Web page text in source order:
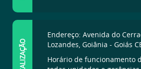
LOCALIZAÇÃO
Endereço: Avenida do
Lozandes, Goiânia - Goiás
Horário de funcionamento